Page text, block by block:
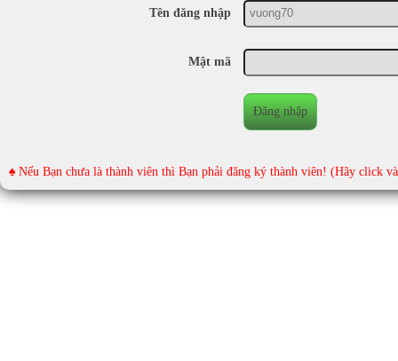
Tên đăng nhập
Mật mã
♠ Nếu Bạn chưa là thành viên thì Bạn phải đăng ký thành viên! (Hãy click